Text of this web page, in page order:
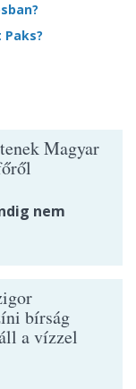
Magyar
nem
bírság
a vízzel